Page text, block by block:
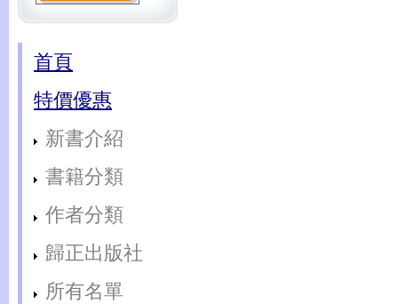
首頁
特價優惠
新書介紹
書籍分類
作者分類
歸正出版社
所有名單